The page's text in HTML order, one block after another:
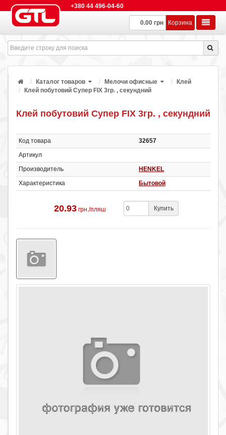
+380 44 496-04-60
0.00 грн Корзина
Каталог товаров Мелочи офисные
Клей
Клей побутовий Супер FIX 3гр. , секундний
Клей побутовий Супер FIX 3гр. , секундний
Код товара
32657
Артикул
Производитель
HENKEL
Характеристика
Бытовой
20.93 грн./пляш Купить